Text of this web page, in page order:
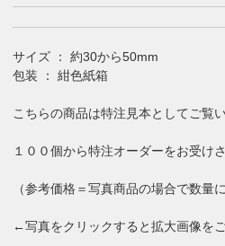
サイズ ： 約30から50mm
包装 ： 紺色紙箱
こちらの商品は特注見本としてご覧
１００個から特注オーダーをお受け
（参考価格＝写真商品の場合で数量
←写真をクリックすると拡大画像をご